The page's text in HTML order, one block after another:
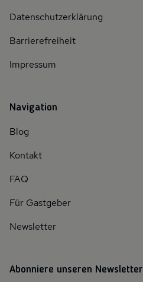
Datenschutzerklärung
Barrierefreiheit
Impressum
Navigation
Blog
Kontakt
FAQ
Für Gastgeber
Newsletter
Abonniere unseren Newsletter